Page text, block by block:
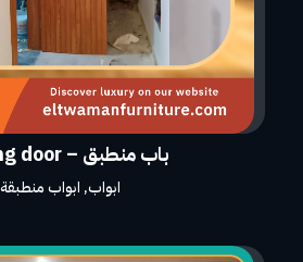
باب منطبق – folding door
ابواب,ابواب منطبقة